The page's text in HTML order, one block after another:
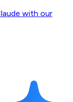
with our